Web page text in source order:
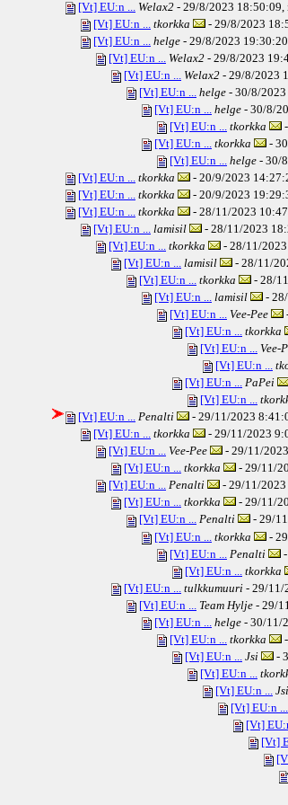
[Vt] EU:n ... Welax2 - 29/8/2023 18:50:09,
[Vt] EU:n ... tkorkka - 29/8/2023
[Vt] EU:n ... helge - 29/8/2023
[Vt] EU:n ... Welax2 - 29/8/2023
[Vt] EU:n ... Welax2 - 29/8/2023
[Vt] EU:n ... helge - 30/8/
[Vt] EU:n ... helge - 30/8/
[Vt] EU:n ... tkorkka
[Vt] EU:n ... tkorkka -
[Vt] EU:n ... helge - 30/
[Vt] EU:n ... tkorkka - 20/9/2023
[Vt] EU:n ... tkorkka - 20/9/2023
[Vt] EU:n ... tkorkka - 28/11/2023
[Vt] EU:n ... lamisil - 28/11/2023
[Vt] EU:n ... tkorkka - 28/11/
[Vt] EU:n ... lamisil - 28/11/
[Vt] EU:n ... tkorkka - 28/
[Vt] EU:n ... lamisil -
[Vt] EU:n ... Vee-Pee
[Vt] EU:n ... tkorkka
[Vt] EU:n ... Vee-
[Vt] EU:n ...
[Vt] EU:n ... PaPei
[Vt] EU:n ...
[Vt] EU:n ... Penalti - 29/11/2023
[Vt] EU:n ... tkorkka - 29/11/2023
[Vt] EU:n ... Vee-Pee - 29/11/
[Vt] EU:n ... tkorkka - 29/11/
[Vt] EU:n ... Penalti - 29/11/
[Vt] EU:n ... tkorkka - 29/11/
[Vt] EU:n ... Penalti - 29/
[Vt] EU:n ...
tkorkka -
[Vt] EU:n ...
Penalti
[Vt] EU:n ...
tkorkka
[Vt] EU:n ...
tulkkumuuri - 29/11/
[Vt] EU:n ...
Team Hylje - 29/
[Vt] EU:n ...
helge - 30/11/
[Vt] EU:n ...
tkorkka
[Vt] EU:n ...
Jsi -
[Vt] EU:n ...
[Vt] EU:n ...
Jsi
[Vt] EU:n ...
[Vt] EU:n
[Vt]